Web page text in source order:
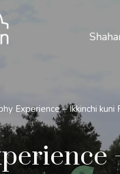
Experience – Ikkinchi kuni